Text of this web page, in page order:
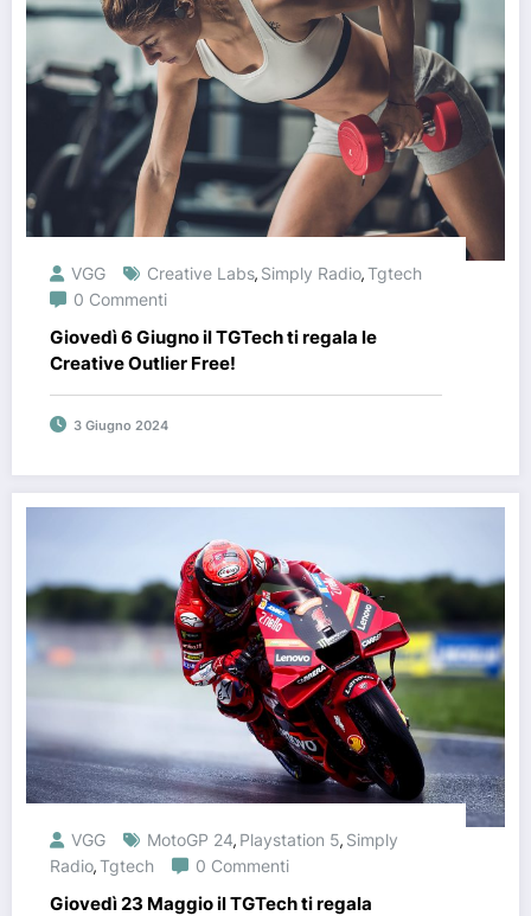
VGG Creative Labs, Simply Radio,Tgtech
0 Commenti
Giovedì 6 Giugno il TGTech ti regala le
Creative Outlier Free!
3 Giugno 2024
VGG MotoGP 24, Playstation 5, Simply
Radio,Tgtech 0 Commenti
Giovedì 23 Maggio il TGTech ti regala